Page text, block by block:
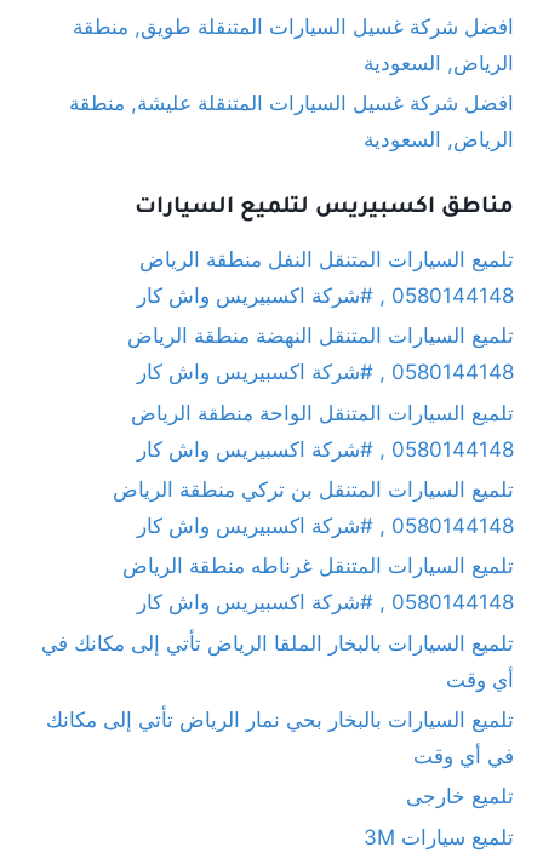
افضل شركة غسيل السيارات المتنقلة طويق, منطقة
الرياض, السعودية
افضل شركة غسيل السيارات المتنقلة عليشة, منطقة
الرياض, السعودية
مناطق اكسبيريس لتلميع السيارات
تلميع السيارات المتنقل النفل منطقة الرياض
0580144148 , #شركة اكسبيريس واش كار
تلميع السيارات المتنقل النهضة منطقة الرياض
0580144148 , #شركة اكسبيريس واش كار
تلميع السيارات المتنقل الواحة منطقة الرياض
0580144148 , #شركة اكسبيريس واش كار
تلميع السيارات المتنقل بن تركي منطقة الرياض
0580144148 , #شركة اكسبيريس واش كار
تلميع السيارات المتنقل غرناطه منطقة الرياض
0580144148 , #شركة اكسبيريس واش كار
تلميع السيارات بالبخار الملقا الرياض تأتي إلى مكانك في
أي وقت
تلميع السيارات بالبخار بحي نمار الرياض تأتي إلى مكانك
في أي وقت
تلميع خارجى
تلميع سيارات 3M